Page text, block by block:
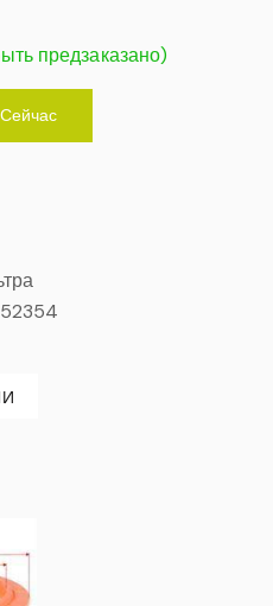
предзаказано)
52354